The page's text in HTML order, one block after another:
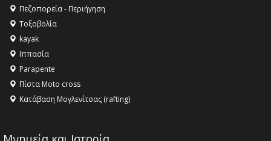
Πεζοπορεία - Περιήγηση
Τοξοβολία
kayak
Ιππασία
Parapente
Πίστα Moto cross
Κατάβαση Μογλενίτσας (rafting)